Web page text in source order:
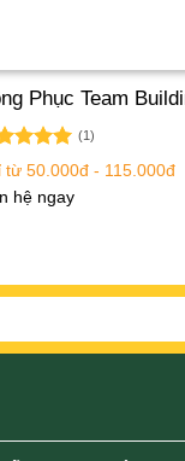
Phục Team
xếp
(1)
từ 50.000đ - 115.000đ
hệ ngay